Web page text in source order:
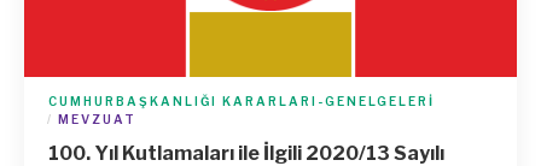
CUMHURBAŞKANLIĞI KARARLARI-GENELGELERI
MEVZUAT
100. Yıl Kutlamaları ile İlgili 2020/13 Sayılı